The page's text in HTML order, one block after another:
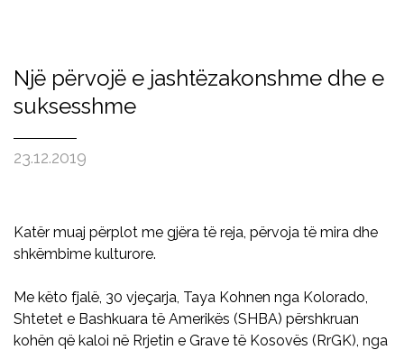
Një përvojë e jashtëzakonshme dhe e
suksesshme
23.12.2019
Katër muaj përplot me gjëra të reja, përvoja të mira dhe
shkëmbime kulturore.
Me këto fjalë, 30 vjeçarja, Taya Kohnen nga Kolorado,
Shtetet e Bashkuara të Amerikës (SHBA) përshkruan
kohën që kaloi në Rrjetin e Grave të Kosovës (RrGK), nga